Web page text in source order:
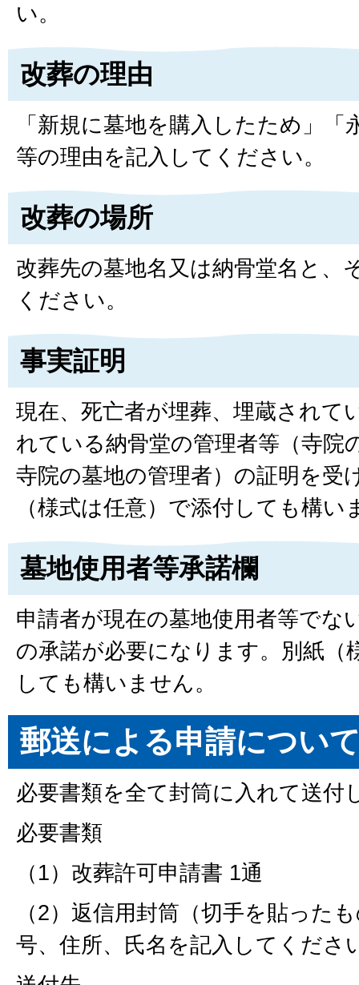
い。
改葬の理由
「新規に墓地を購入したため」
等の理由を記入してください。
改葬の場所
改葬先の墓地名又は納骨堂名と、
ください。
事実証明
現在、死亡者が埋葬、埋蔵されて
れている納骨堂の管理者等（寺院
寺院の墓地の管理者）の証明を受
（様式は任意）で添付しても構い
墓地使用者等承諾欄
申請者が現在の墓地使用者等でな
の承諾が必要になります。別紙（
しても構いません。
郵送による申請につい
必要書類を全て封筒に入れて送付
必要書類
（1）改葬許可申請書 1通
（2）返信用封筒（切手を貼った
号、住所、氏名を記入してくださ